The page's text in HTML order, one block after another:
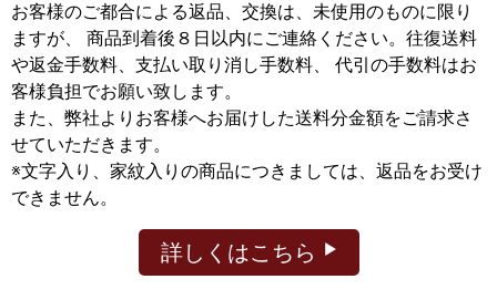
お客様のご都合による返品、交換は、未使用のものに限り
ますが、
商品到着後８日以内にご連絡ください。往復送料
や返金手数料、支払い取り消し手数料、 代引の手数料はお
客様負担でお願い致します。
また、弊社よりお客様へお届けした送料分金額をご請求さ
せていただきます。
※文字入り、家紋入りの商品につきましては、返品をお受け
できません。
詳しくはこちら